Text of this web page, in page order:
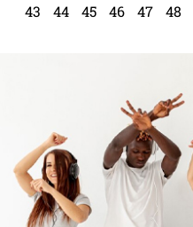
43
44 45 46 47 48